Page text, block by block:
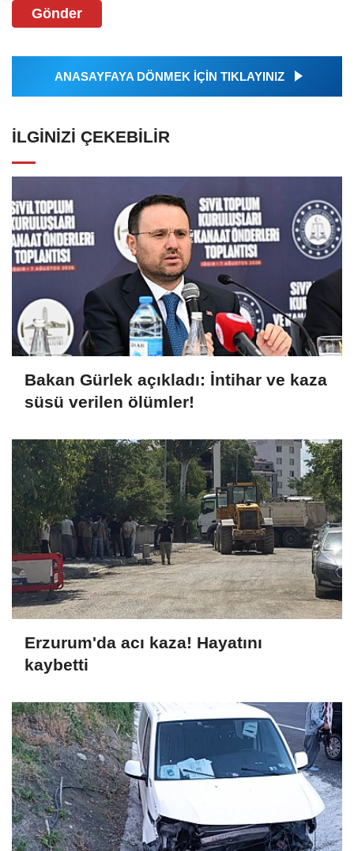
Gönder
ANASAYFAYA DÖNMEK İÇİN TIKLAYINIZ
İLGINIZI ÇEKEBILIR
Bakan Gürlek açıkladı: İntihar ve kaza
süsü verilen ölümler!
Erzurum'da acı kaza! Hayatını
kaybetti